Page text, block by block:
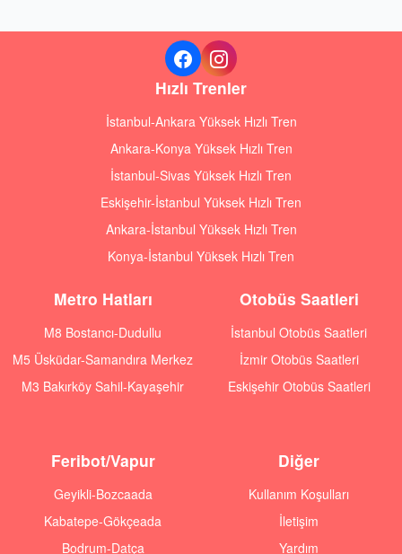
Hızlı Trenler
İstanbul-Ankara Yüksek Hızlı Tren
Ankara-Konya Yüksek Hızlı Tren
İstanbul-Sivas Yüksek Hızlı Tren
Eskişehir-İstanbul Yüksek Hızlı Tren
Ankara-İstanbul Yüksek Hızlı Tren
Konya-İstanbul Yüksek Hızlı Tren
Metro Hatları
M8 Bostancı-Dudullu
M5 Üsküdar-Samandıra Merkez
M3 Bakırköy Sahil-Kayaşehir
Otobüs Saatleri
İstanbul Otobüs Saatleri
İzmir Otobüs Saatleri
Eskişehir Otobüs Saatleri
Feribot/Vapur
Geyikli-Bozcaada
Kabatepe-Gökçeada
Bodrum-Datça
Diğer
Kullanım Koşulları
İletişim
Yardım